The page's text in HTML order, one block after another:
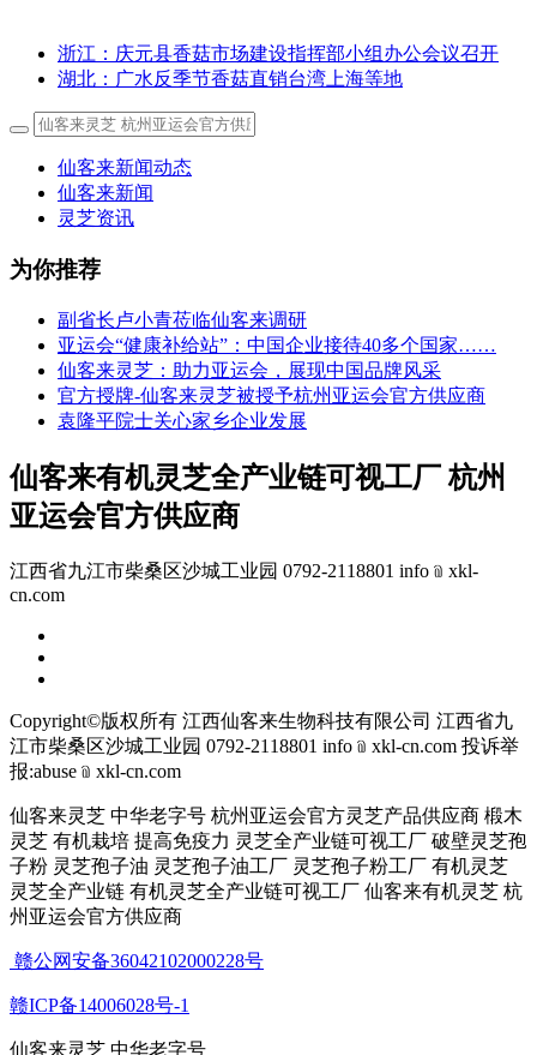
浙江：庆元县香菇市场建设指挥部小组办公会议召开
湖北：广水反季节香菇直销台湾上海等地
仙客来新闻动态
仙客来新闻
灵芝资讯
为你推荐
副省长卢小青莅临仙客来调研
亚运会“健康补给站”：中国企业接待40多个国家……
仙客来灵芝：助力亚运会，展现中国品牌风采
官方授牌-仙客来灵芝被授予杭州亚运会官方供应商
袁隆平院士关心家乡企业发展
仙客来有机灵芝全产业链可视工厂 杭州
亚运会官方供应商
江西省九江市柴桑区沙城工业园 0792-2118801 info﹫xkl-
cn.com
Copyright©版权所有 江西仙客来生物科技有限公司 江西省九
江市柴桑区沙城工业园 0792-2118801 info﹫xkl-cn.com 投诉举
报:abuse﹫xkl-cn.com
仙客来灵芝 中华老字号 杭州亚运会官方灵芝产品供应商 椴木
灵芝 有机栽培 提高免疫力 灵芝全产业链可视工厂 破壁灵芝孢
子粉 灵芝孢子油 灵芝孢子油工厂 灵芝孢子粉工厂 有机灵芝
灵芝全产业链 有机灵芝全产业链可视工厂 仙客来有机灵芝 杭
州亚运会官方供应商
赣公网安备36042102000228号
赣ICP备14006028号-1
仙客来灵芝 中华老字号